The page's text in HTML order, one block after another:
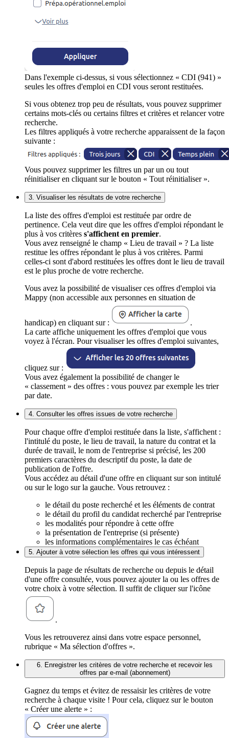
Dans l'exemple ci-dessus, si vous sélectionnez « CDI (941) »
seules les offres d'emploi en CDI vous seront restituées.
Si vous obtenez trop peu de résultats, vous pouvez supprimer
certains mots-clés ou certains filtres et critères et relancer votre
recherche.
Les filtres appliqués à votre recherche apparaissent de la façon
suivante :
Vous pouvez supprimer les filtres un par un ou tout
réinitialiser en cliquant sur le bouton « Tout réinitialiser ».
3. Visualiser les résultats de votre recherche
La liste des offres d'emploi est restituée par ordre de
pertinence. Cela veut dire que les offres d'emploi répondant le
plus à vos critères s'affichent en premier.
Vous avez renseigné le champ « Lieu de travail » ? La liste
restitue les offres répondant le plus à vos critères. Parmi
celles-ci sont d'abord restituées les offres dont le lieu de travail
est le plus proche de votre recherche.
Vous avez la possibilité de visualiser ces offres d'emploi via
Mappy (non accessible aux personnes en situation de
handicap) en cliquant sur :
.
La carte affiche uniquement les offres d'emploi que vous
voyez à l'écran. Pour visualiser les offres d'emploi suivantes,
cliquez sur :
Vous avez également la possibilité de changer le
« classement » des offres : vous pouvez par exemple les trier
par date.
4. Consulter les offres issues de votre recherche
Pour chaque offre d'emploi restituée dans la liste, s'affichent :
l'intitulé du poste, le lieu de travail, la nature du contrat et la
durée de travail, le nom de l'entreprise si précisé, les 200
premiers caractères du descriptif du poste, la date de
publication de l'offre.
Vous accédez au détail d'une offre en cliquant sur son intitulé
ou sur le logo sur la gauche. Vous retrouvez :
le détail du poste recherché et les éléments de contrat
le détail du profil du candidat recherché par l'entreprise
les modalités pour répondre à cette offre
la présentation de l'entreprise (si présente)
les informations complémentaires le cas échéant
5. Ajouter à votre sélection les offres qui vous intéressent
Depuis la page de résultats de recherche ou depuis le détail
d'une offre consultée, vous pouvez ajouter la ou les offres de
votre choix à votre sélection. Il suffit de cliquer sur l'icône
.
Vous les retrouverez ainsi dans votre espace personnel,
rubrique « Ma sélection d'offres ».
6. Enregistrer les critères de votre recherche et recevoir les
offres par e-mail (abonnement)
Gagnez du temps et évitez de ressaisir les critères de votre
recherche à chaque visite ! Pour cela, cliquez sur le bouton
« Créer une alerte » :